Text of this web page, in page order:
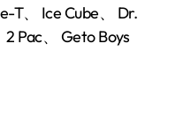
T、 Ice Cube、 Dr.
Pac、 Geto Boys